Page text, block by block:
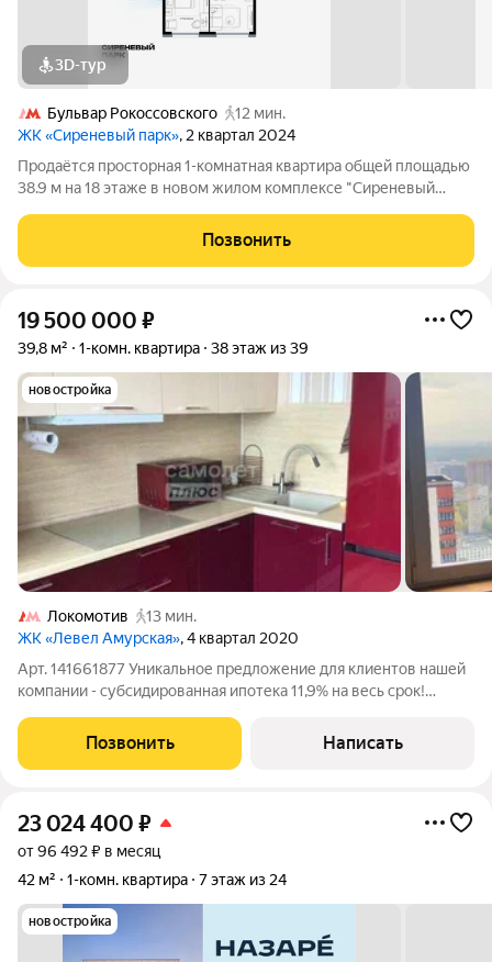
3D-тур
Бульвар Рокоссовского
12 мин.
ЖК «Сиреневый парк», 2 квартал 2024
Продаётся просторная 1-комнатная квартира общей площадью
38.9 м на 18 этаже в новом жилом комплексе "Сиреневый
Москвы на улице Тагильская. Всего 10 минут ходьбы от
станции метро "Бульвар
Позвонить
19 500 000 ₽
39,8 м² 1-комн. квартира 38 этаж из 39
новостройка
Локомотив
13 мин.
ЖК «Левел Амурская», 4 квартал 2020
Арт. 141661877 Уникальное предложение для клиентов нашей
компании - субсидированная ипотека 11,9% на весь срок!
Амурская" отличное предложение по выгодной цене в
быстрорастущем районе Москвы.
Позвонить Написать
23 024 400 ₽
от 96 492 ₽ в месяц
42 м²
1-комн. квартира 7 этаж из 24
новостройка